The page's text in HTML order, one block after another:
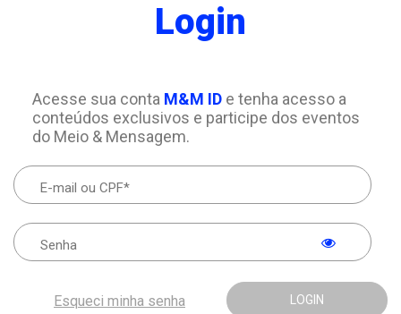
Login
Acesse sua conta M&M IDe tenha acesso a
conteúdos exclusivos e participe dos eventos
do Meio & Mensagem.
LOGIN
Esqueci minha senha